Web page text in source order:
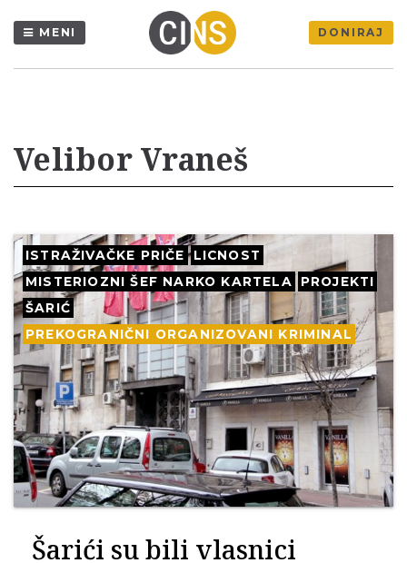
MENI DONIRAJ
Velibor Vraneš
ISTRAŽIVAČKE PRIČE
LICNOST
MISTERIOZNI ŠEF NARKO KARTELA
PROJEKTI
ŠARIĆ
PREKOGRANIČNI ORGANIZOVANI KRIMINAL
Šarići su bili vlasnici